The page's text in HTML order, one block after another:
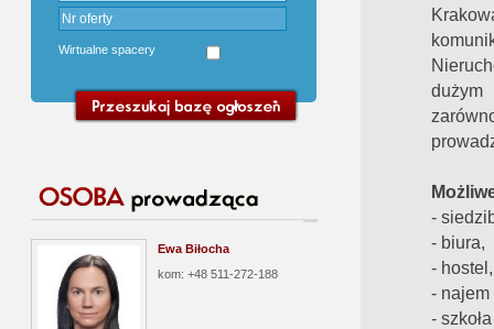
Wirtualne spacery
Ewa Biłocha
kom: +48 511-272-188
dużym
-
- biura,
- hostel,
- najem
-